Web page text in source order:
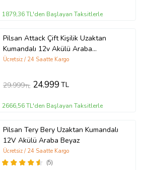
1879,36 TL'den Başlayan Taksitlerle
Pilsan Attack Çift Kişilik Uzaktan
Kumandalı 12v Akülü Araba
(Standart)
Ücretsiz / 24 Saatte Kargo
29.999TL 24.999TL
2666,56 TL'den Başlayan Taksitlerle
Pilsan Tery Bery Uzaktan Kumandalı
12V Akülü Araba Beyaz
(5)
Ücretsiz / 24 Saatte Kargo